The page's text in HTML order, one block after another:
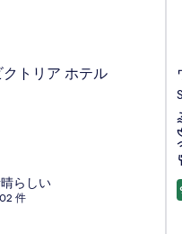
トリア ホテル
らしい
件